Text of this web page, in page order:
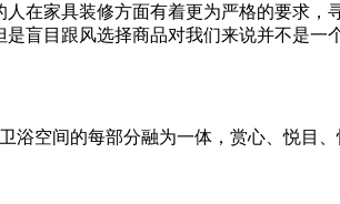
家具装修方面有着更为严格的要求，
盲目跟风选择商品对我们来说并不是
空间的每部分融为一体，赏心、悦目、